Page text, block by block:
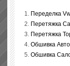
Переделка
Перетяжка
Перетяжка
Обшивка
Обшивка